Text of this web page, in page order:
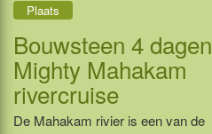
Plaats
Bouwsteen 4 dagen
Mighty Mahakam
rivercruise
De Mahakam rivier is een van de